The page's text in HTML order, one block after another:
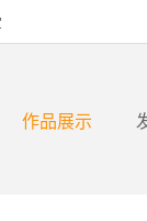
作品展示